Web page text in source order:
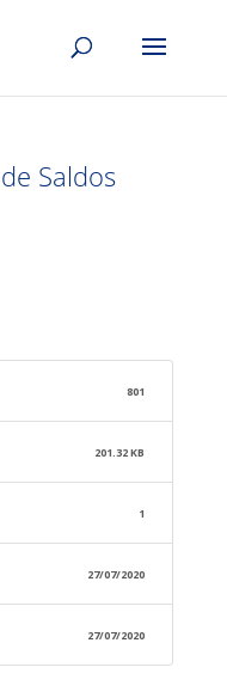
Saldos
801
201.32 KB
1
27/07/2020
27/07/2020